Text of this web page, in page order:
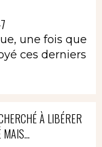
une fois que
ces derniers
À LIBÉRER